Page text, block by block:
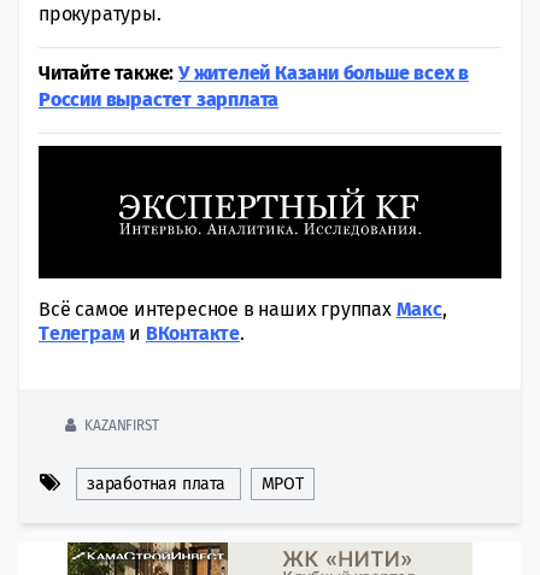
прокуратуры.
Читайте также: У жителей Казани больше всех в
России вырастет зарплата
Всё самое интересное в наших группах Макс,
Tелеграми ВКонтакте.
KAZANFIRST
заработная плата МРОТ